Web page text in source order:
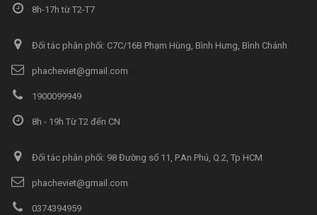
8h-17h từ T2-T7
Đối tác phân phối: C7C/16B Phạm Hùng, Bình Hưng, Bình Chánh
phacheviet@gmail.com
1900099949
8h - 19h Từ T2 đến CN
Đối tác phân phối: 98 Đường số 11, P.An Phú, Q.2, Tp HCM
phacheviet@gmail.com
0374394959